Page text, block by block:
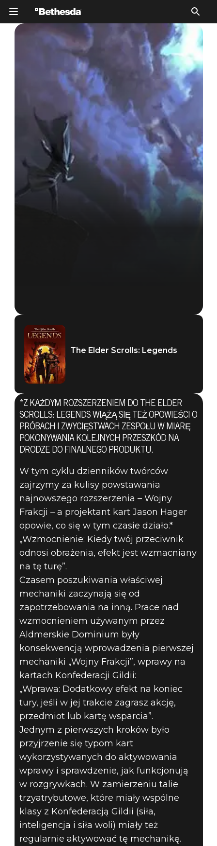
The Elder Scrolls: Legends
DZIENNIK
TWÓRCÓW –
WOJNA FRAKCJI
– WPRAWA
WZMOCNIENIA
The Elder Scrolls: Legends
*Z KAŻDYM ROZSZERZENIEM DO THE ELDER
SCROLLS: LEGENDS WIĄŻĄ SIĘ TEŻ OPOWIEŚCI O
PRÓBACH I ZWYCIĘSTWACH ZESPOŁU W MIARĘ
POKONYWANIA KOLEJNYCH PRZESZKÓD NA
DRODZE DO FINALNEGO PRODUKTU.
W tym cyklu dzienników twórców
zajrzymy za kulisy powstawania
najnowszego rozszerzenia – Wojny
Frakcji – a projektant kart Jason Hager
opowie, co się w tym czasie działo.*
„Wzmocnienie: Kiedy twój przeciwnik
odnosi obrażenia, efekt jest wzmacniany
na tę turę”.
Czasem poszukiwania właściwej
mechaniki zaczynają się od
zapotrzebowania na inną. Prace nad
wzmocnieniem używanym przez
Aldmerskie Dominium były
konsekwencją wprowadzenia pierwszej
mechaniki „Wojny Frakcji”, wprawy na
kartach Konfederacji Gildii:
„Wprawa: Dodatkowy efekt na koniec
tury, jeśli w jej trakcie zagrasz akcję,
przedmiot lub kartę wsparcia”.
Jednym z pierwszych kroków było
przyjrzenie się typom kart
wykorzystywanych do aktywowania
wprawy i sprawdzenie, jak funkcjonują
w rozgrywkach. W zamierzeniu talie
trzyatrybutowe, które miały wspólne
klasy z Konfederacją Gildii (siła,
inteligencja i siła woli) miały też
regularnie aktywować tę mechanikę.